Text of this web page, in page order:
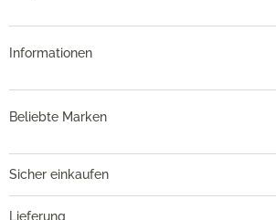
Informationen
Beliebte Marken
Sicher einkaufen
Lieferung